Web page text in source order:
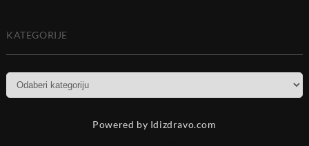
KATEGORIJE
Kategorije
Powered by Idizdravo.com